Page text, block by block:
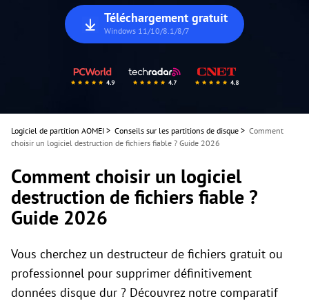
Téléchargement gratuit
Windows 11/10/8.1/8/7
Logiciel de partition AOMEI > Conseils sur les partitions de disque > Comment
choisir un logiciel destruction de fichiers fiable ? Guide 2026
Comment choisir un logiciel
destruction de fichiers fiable ?
Guide 2026
Vous cherchez un destructeur de fichiers gratuit ou
professionnel pour supprimer définitivement
données disque dur ? Découvrez notre comparatif